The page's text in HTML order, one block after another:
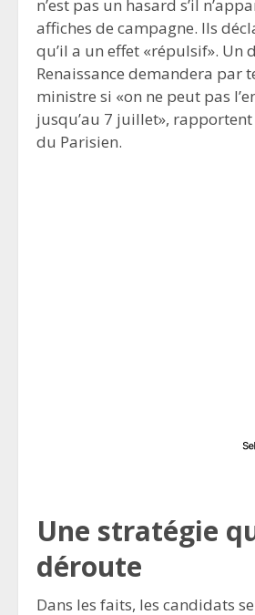
n’est pas un hasard s’il
affiches de campagne. Ils
qu’il a un effet «répulsif». Un
Renaissance demandera par
ministre si «on ne peut pas
jusqu’au 7 juillet»,
du Parisien.
Une stratégie
déroute
Dans les faits, les candidats